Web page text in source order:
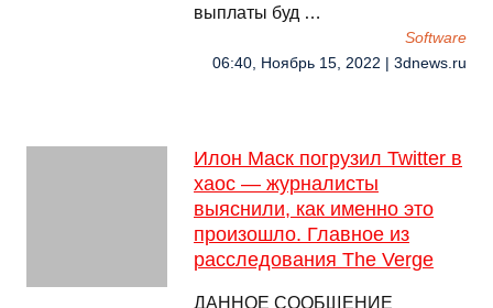
выплаты буд …
Software
06:40, Ноябрь 15, 2022 | 3dnews.ru
Илон Маск погрузил Twitter в
хаос — журналисты
выяснили, как именно это
произошло. Главное из
расследования The Verge
ДАННОЕ СООБЩЕНИЕ